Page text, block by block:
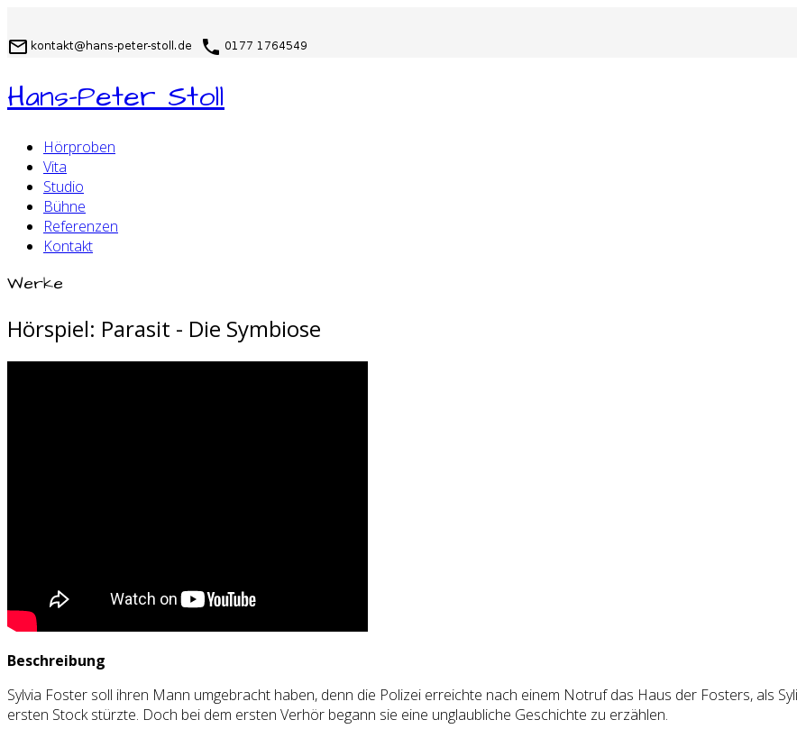
Hans-Peter Stoll
Hörproben
Vita
Studio
Bühne
Referenzen
Kontakt
Werke
Hörspiel: Parasit - Die Symbiose
Beschreibung
Sylvia Foster soll ihren Mann umgebracht haben, denn die Polizei erreichte nach einem Notruf das Haus der Fosters, als
ersten Stock stürzte. Doch bei dem ersten Verhör begann sie eine unglaubliche Geschichte zu erzählen.